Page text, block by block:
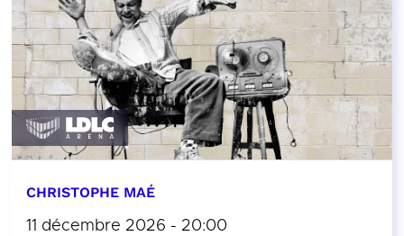
CHRISTOPHE MAÉ
11 décembre 2026 - 20:00